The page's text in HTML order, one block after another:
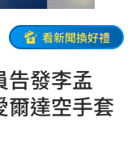
看新聞換好禮
告發李孟
達空手套